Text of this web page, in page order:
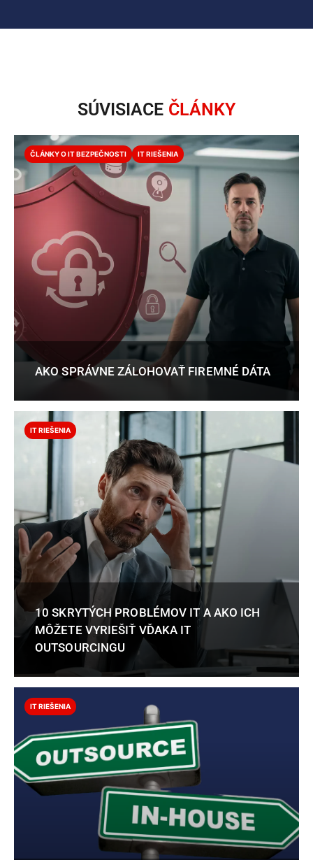
SÚVISIACE ČLÁNKY
AKO SPRÁVNE ZÁLOHOVAŤ FIREMNÉ DÁTA
ČLÁNKY O IT BEZPEČNOSTI IT RIEŠENIA
10 SKRYTÝCH PROBLÉMOV IT A AKO ICH
MÔŽETE VYRIEŠIŤ VĎAKA IT
OUTSOURCINGU
IT RIEŠENIA
IT RIEŠENIA